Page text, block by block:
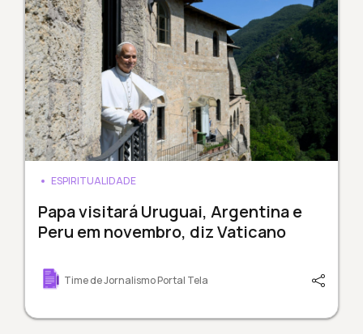
ESPIRITUALIDADE
Papa visitará Uruguai, Argentina e
Peru em novembro, diz Vaticano
Time de Jornalismo Portal Tela